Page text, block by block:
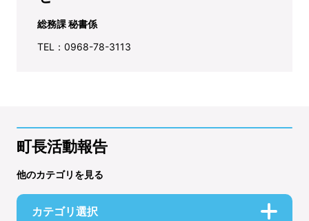
総務課 秘書係
TEL：0968-78-3113
町長活動報告
他のカテゴリを見る
カテゴリ選択